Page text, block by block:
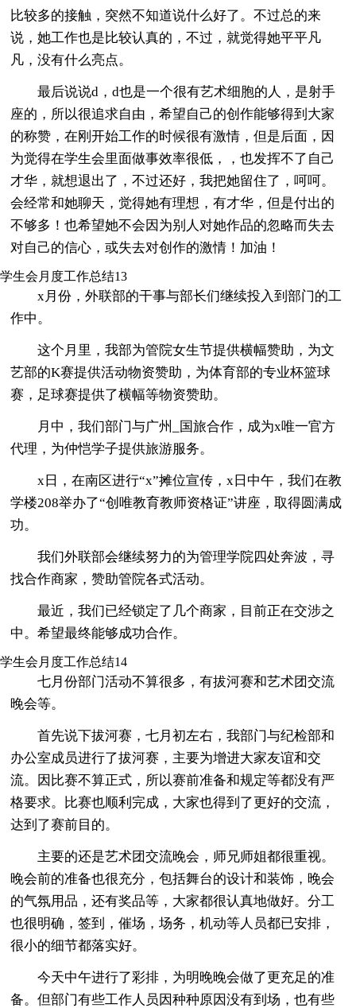
比较多的接触，突然不知道说什么好了。不过总的来
说，她工作也是比较认真的，不过，就觉得她平平凡
凡，没有什么亮点。
最后说说d，d也是一个很有艺术细胞的人，是射手
座的，所以很追求自由，希望自己的创作能够得到大家
的称赞，在刚开始工作的时候很有激情，但是后面，因
为觉得在学生会里面做事效率很低，，也发挥不了自己
才华，就想退出了，不过还好，我把她留住了，呵呵。
会经常和她聊天，觉得她有理想，有才华，但是付出的
不够多！也希望她不会因为别人对她作品的忽略而失去
对自己的信心，或失去对创作的激情！加油！
学生会月度工作总结13
x月份，外联部的干事与部长们继续投入到部门的工
作中。
这个月里，我部为管院女生节提供横幅赞助，为文
艺部的K赛提供活动物资赞助，为体育部的专业杯篮球
赛，足球赛提供了横幅等物资赞助。
月中，我们部门与广州_国旅合作，成为x唯一官方
代理，为仲恺学子提供旅游服务。
x日，在南区进行“x”摊位宣传，x日中午，我们在教
学楼208举办了“创唯教育教师资格证”讲座，取得圆满成
功。
我们外联部会继续努力的为管理学院四处奔波，寻
找合作商家，赞助管院各式活动。
最近，我们已经锁定了几个商家，目前正在交涉之
中。希望最终能够成功合作。
学生会月度工作总结14
七月份部门活动不算很多，有拔河赛和艺术团交流
晚会等。
首先说下拔河赛，七月初左右，我部门与纪检部和
办公室成员进行了拔河赛，主要为增进大家友谊和交
流。因比赛不算正式，所以赛前准备和规定等都没有严
格要求。比赛也顺利完成，大家也得到了更好的交流，
达到了赛前目的。
主要的还是艺术团交流晚会，师兄师姐都很重视。
晚会前的准备也很充分，包括舞台的设计和装饰，晚会
的气氛用品，还有奖品等，大家都很认真地做好。分工
也很明确，签到，催场，场务，机动等人员都已安排，
很小的细节都落实好。
今天中午进行了彩排，为明晚晚会做了更充足的准
备。但部门有些工作人员因种种原因没有到场，也有些